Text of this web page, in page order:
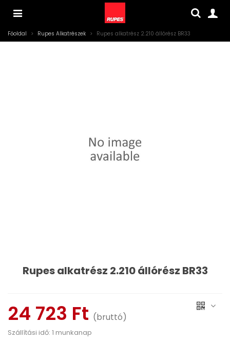
Főoldal > Rupes Alkatrészek > Rupes alkatrész 2.210 állórész BR33
Rupes alkatrész 2.210 állórész BR33
24 723 Ft (bruttó)
Szállítási idő: 1 munkanap